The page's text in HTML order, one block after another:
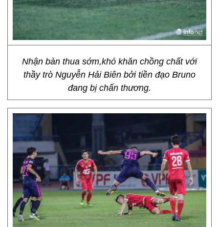
Nhận bàn thua sớm,khó khăn chồng chất với
thầy trò Nguyễn Hải Biên bởi tiền đạo Bruno
đang bị chấn thương.